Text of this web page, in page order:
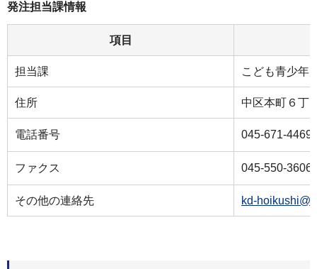
発注担当課情報
項目
担当課 こども青少年
住所 中区本町６丁
電話番号 045-671-4469
ファクス 045-550-3606
その他の連絡先 kd-